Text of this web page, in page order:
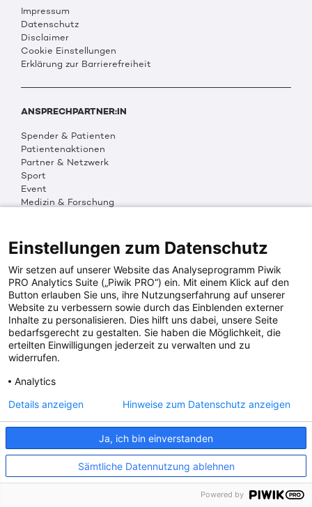
Impressum
Datenschutz
Disclaimer
Cookie Einstellungen
Erklärung zur Barrierefreiheit
ANSPRECHPARTNER:IN
Spender & Patienten
Patientenaktionen
Partner & Netzwerk
Sport
Event
Medizin & Forschung
Multimedia
Social Media
PRESSEINFOS
Fotos & Media
Digitale Pressemappen
Patientenaktionen
DKMS SPENDENKONTO
DKMS Donor Center gGmbH
IBAN: DE64641500200000255556
BIC: SOLADES1TUB
Einstellungen zum Datenschutz
Wir setzen auf unserer Website das Analyseprogramm Piwik
PRO Analytics Suite („Piwik PRO“) ein. Mit einem Klick auf den
Button erlauben Sie uns, ihre Nutzungserfahrung auf unserer
Website zu verbessern sowie durch das Einblenden externer
Inhalte zu personalisieren. Dies hilft uns dabei, unsere Seite
bedarfsgerecht zu gestalten. Sie haben die Möglichkeit, die
erteilten Einwilligungen jederzeit zu verwalten und zu
widerrufen.
Analytics
Ja, ich bin einverstanden
Sämtliche Datennutzung ablehnen
Details anzeigen Hinweise zum Datenschutz anzeigen
Powered by